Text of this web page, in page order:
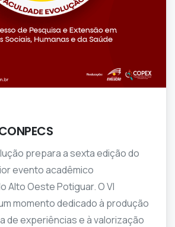
prepara a sexta edição do
evento acadêmico
Alto Oeste Potiguar. O VI
momento dedicado à produção
de experiências e à valorização